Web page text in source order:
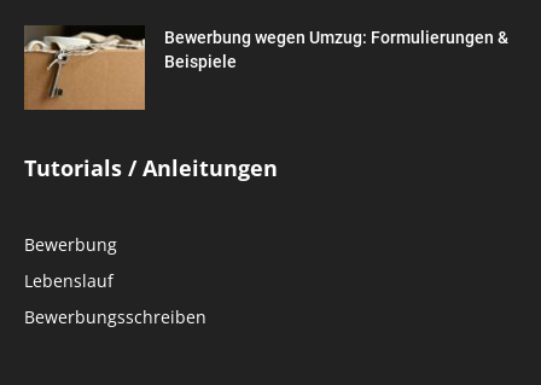
Bewerbung wegen Umzug: Formulierungen &
Beispiele
Tutorials / Anleitungen
Bewerbung
Lebenslauf
Bewerbungsschreiben